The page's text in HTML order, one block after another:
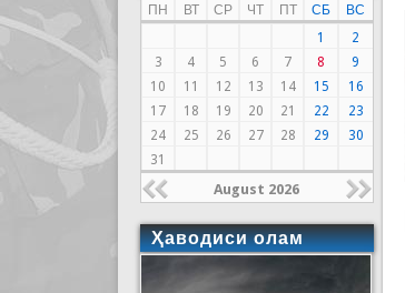
ПН ВТ СР ЧТ ПТ СБ
ВС
1
2
3
4 5 6 7 8
9
10
11 12 13 14 15
16
17
18 19 20 21 22
23
24
25 26 27 28 29
30
31
August 2026
Ҳаводиси олам